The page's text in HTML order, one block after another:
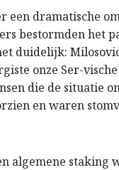
een dramatische
bestormden het
duidelijk:
onze Ser-
die de situatie
en waren
algemene